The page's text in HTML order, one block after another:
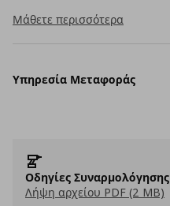
Μάθετε περισσότερα
Υπηρεσία Μεταφοράς
Οδηγίες Συναρμολόγησης
Λήψη αρχείου PDF (2 MB)